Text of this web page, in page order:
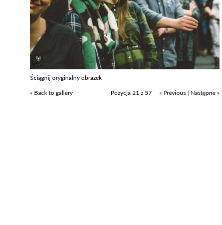
Ściągnij oryginalny obrazek
« Back to gallery
Pozycja 21 z 57 « Previous | Następne »